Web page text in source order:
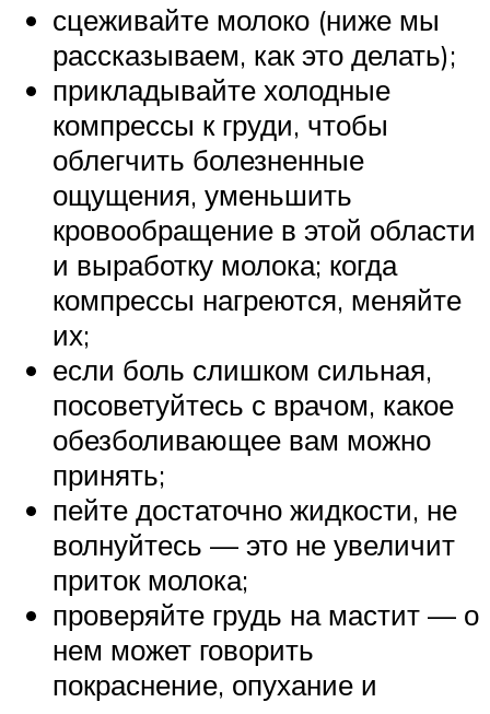
сцеживайте молоко (ниже мы
рассказываем, как это делать);
прикладывайте холодные
компрессы к груди, чтобы
облегчить болезненные
ощущения, уменьшить
кровообращение в этой области
и выработку молока; когда
компрессы нагреются, меняйте
их;
если боль слишком сильная,
посоветуйтесь с врачом, какое
обезболивающее вам можно
принять;
пейте достаточно жидкости, не
волнуйтесь — это не увеличит
приток молока;
проверяйте грудь на мастит — о
нем может говорить
покраснение, опухание и